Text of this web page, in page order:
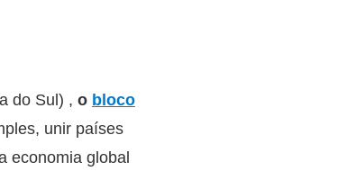
do Sul) , o bloco
unir países
economia global